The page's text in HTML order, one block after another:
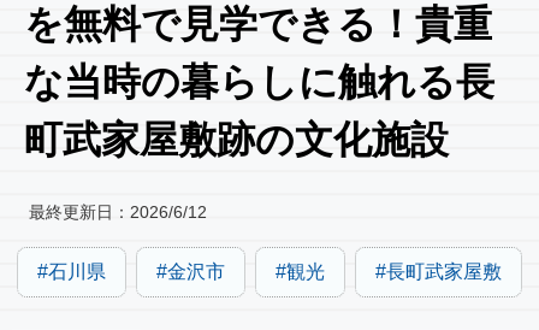
を無料で見学できる！貴重
な当時の暮らしに触れる長
町武家屋敷跡の文化施設
最終更新日： 2026/6/12
石川県 金沢市 観光 長町武家屋敷